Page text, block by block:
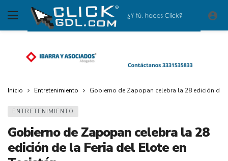
Inicio Entretenimiento Gobierno de Zapopan celebra la 28 edición de
ENTRETENIMIENTO
Gobierno de Zapopan celebra la 28
edición de la Feria del Elote en